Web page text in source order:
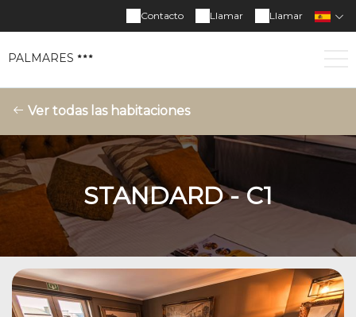
Llamar
Llamar
Contacto
PALMARES
Ver todas las habitaciones
STANDARD - C1